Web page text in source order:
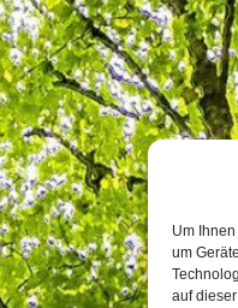
Um
um
auf